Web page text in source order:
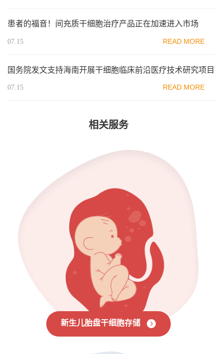
患者的福音！间充质干细胞治疗产品正在加速进入市场
07.15 READ MORE
国务院发文支持海南开展干细胞临床前沿医疗技术研究项目
07.15 READ MORE
相关服务
新生儿胎盘干细胞存储